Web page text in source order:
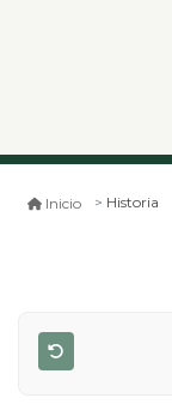
Inicio Historia